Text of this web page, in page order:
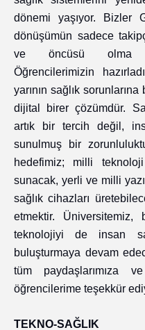
dönemi yaşıyor. Bizler
dönüşümün sadece
ve öncüsü olma
Öğrencilerimizin
yarının sağlık
dijital birer çözümdür.
artık bir tercih değil,
sunulmuş bir
hedefimiz; milli
sunacak, yerli ve milli
sağlık cihazları
etmektir. Üniversitemiz,
teknolojiyi de insan
buluşturmaya devam
tüm paydaşlarımıza
öğrencilerime teşekkür
TEKNO-SAĞLIK